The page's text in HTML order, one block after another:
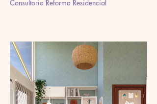
Consultoria Reforma Residencial